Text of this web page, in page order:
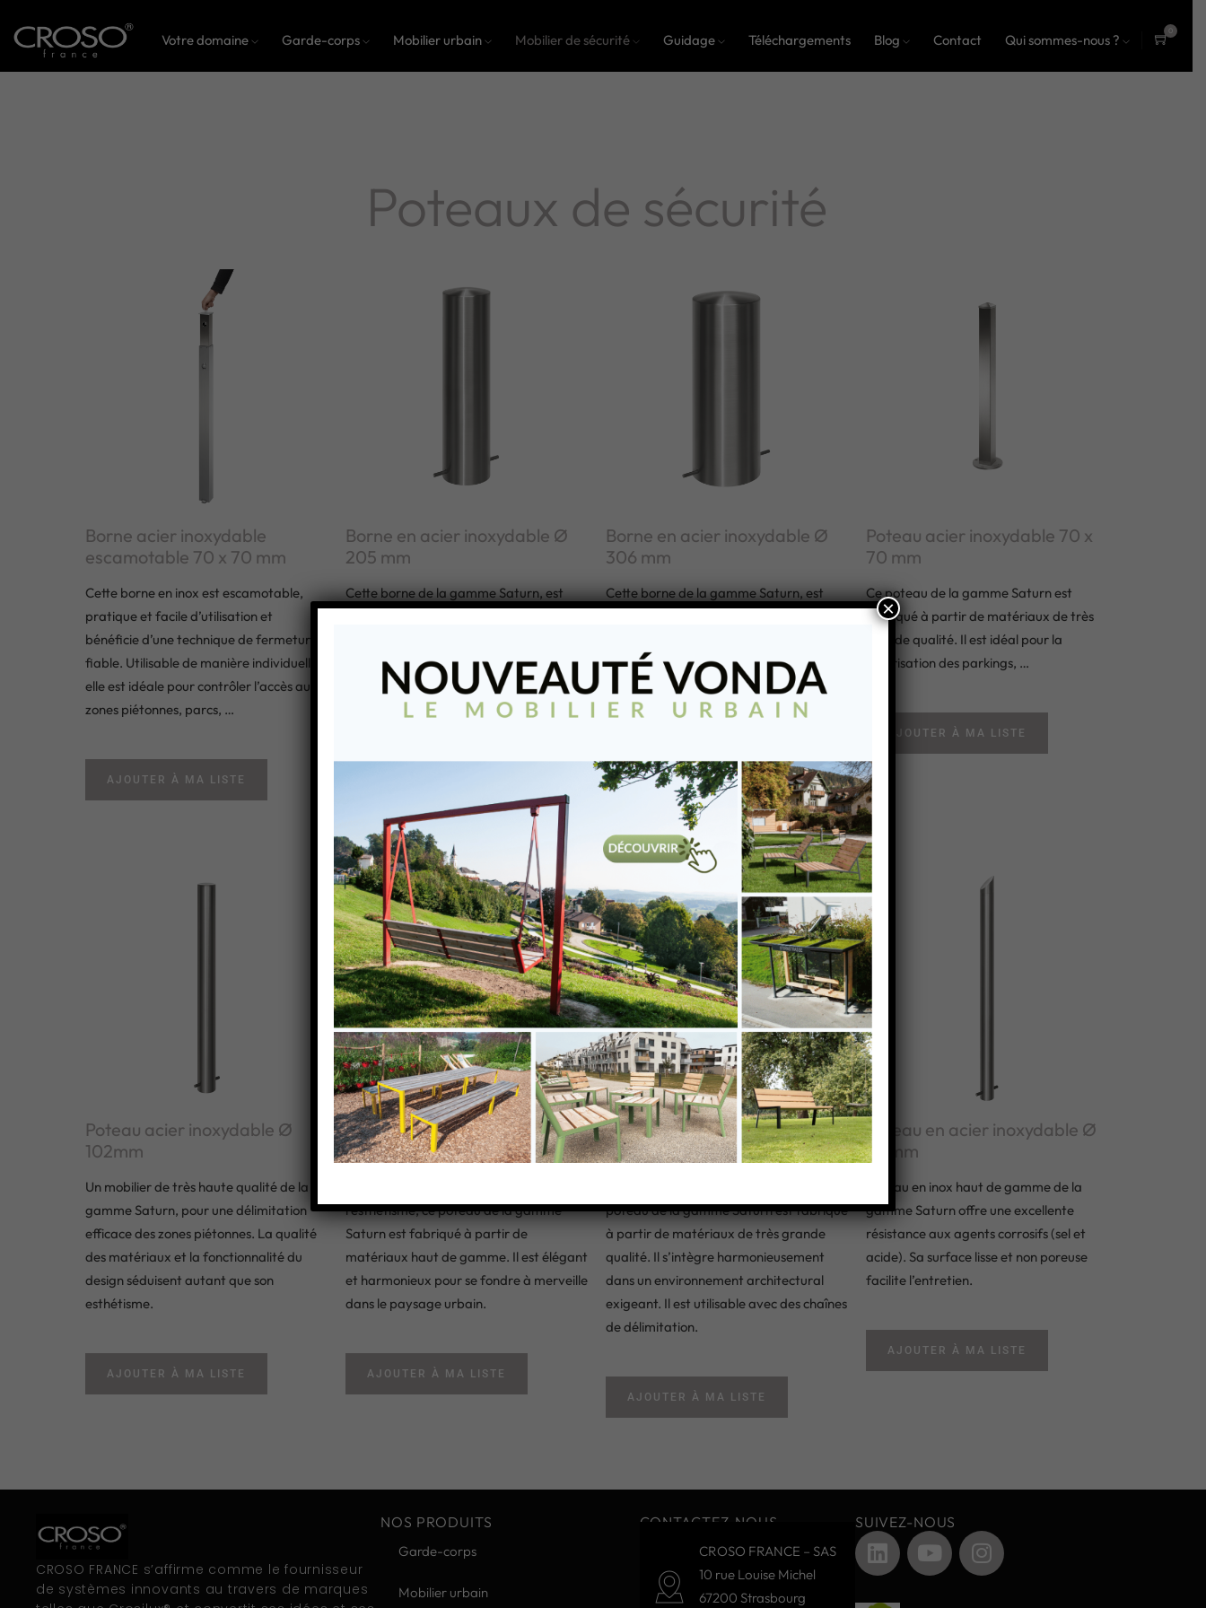
Votre domaine Garde-corps Mobilier urbain Mobilier de sécurité Guidage Téléchargements Blog Contact Qui sommes-nous ?
0
Poteaux de sécurité
Borne acier inoxydable
escamotable 70 x 70 mm
Cette borne en inox est escamotable,
pratique et facile d’utilisation et
bénéficie d’une technique de fermeture
fiable. Utilisable de manière individuelle,
elle est idéale pour contrôler l’accès aux
zones piétonnes, parcs, …
AJOUTER À MA LISTE
Borne en acier inoxydable Ø
205 mm
Cette borne de la gamme Saturn, est
délimitation et la sécurisation des
espaces urbains, les parcs et les aires de
repos, sans les dénaturer.
Borne en acier inoxydable Ø
306 mm
Cette borne de la gamme Saturn, est
délimitation et la sécurisation des
espaces urbains, les parcs et les aires de
repos, sans les dénaturer.
AJOUTER À MA LISTE
Poteau acier inoxydable 70 x
70 mm
Ce poteau de la gamme Saturn est
fabriqué à partir de matériaux de très
grande qualité. Il est idéal pour la
sécurisation des parkings, …
AJOUTER À MA LISTE
Poteau acier inoxydable Ø
102mm
Un mobilier de très haute qualité de la
gamme Saturn, pour une délimitation
efficace des zones piétonnes. La qualité
des matériaux et la fonctionnalité du
design séduisent autant que son
esthétisme.
AJOUTER À MA LISTE
Poteau acier inoxydable Ø
76mm
l’esthétisme, ce poteau de la gamme
Saturn est fabriqué à partir de
matériaux haut de gamme. Il est élégant
et harmonieux pour se fondre à merveille
dans le paysage urbain.
AJOUTER À MA LISTE
Poteau acier inoxydable Ø
61mm
poteau de la gamme Saturn est fabriqué
à partir de matériaux de très grande
qualité. Il s’intègre harmonieusement
dans un environnement architectural
exigeant. Il est utilisable avec des chaînes
de délimitation.
AJOUTER À MA LISTE
Poteau en acier inoxydable Ø
76 mm
Poteau en inox haut de gamme de la
gamme Saturn offre une excellente
résistance aux agents corrosifs (sel et
acide). Sa surface lisse et non poreuse
facilite l’entretien.
AJOUTER À MA LISTE
CROSO FRANCE s’affirme comme le fournisseur
de systèmes innovants au travers de marques
NOS PRODUITS
Garde-corps
Mobilier urbain
CONTACTEZ-NOUS
CROSO FRANCE – SAS
10 rue Louise Michel
67200 Strasbourg
SUIVEZ-NOUS
×